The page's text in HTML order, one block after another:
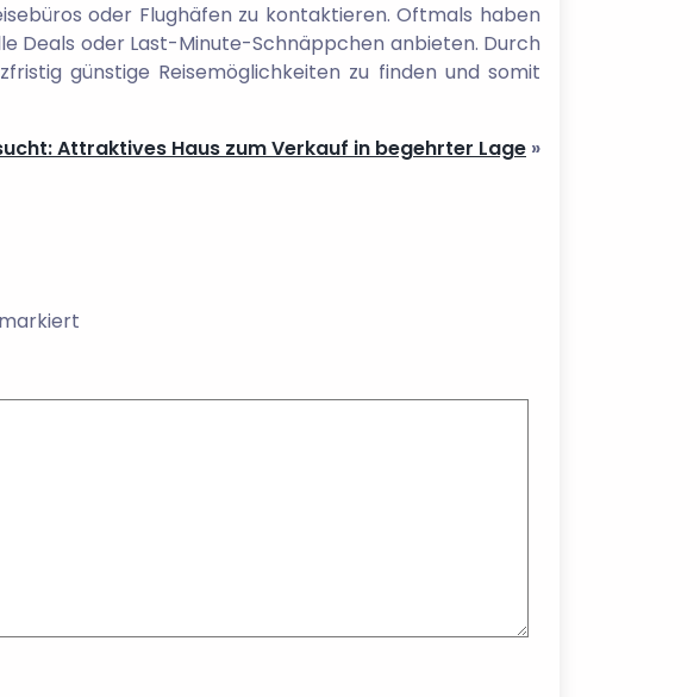
oder Flughäfen zu kontaktieren. Oftmals haben
Deals oder Last-Minute-Schnäppchen anbieten. Durch
günstige Reisemöglichkeiten zu finden und somit
Attraktives Haus zum Verkauf in begehrter Lage »
markiert